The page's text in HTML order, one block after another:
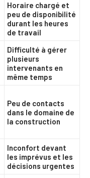
Horaire chargé et
peu de disponibilité
durant les heures
de travail
Difficulté à gérer
plusieurs
intervenants en
même temps
Peu de contacts
dans le domaine de
la construction
Inconfort devant
les imprévus et les
décisions urgentes